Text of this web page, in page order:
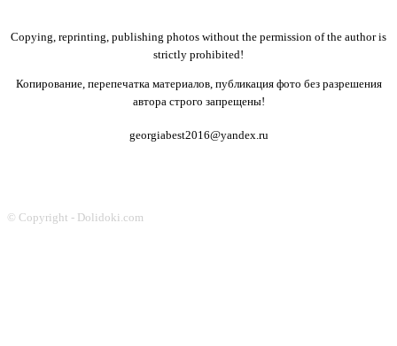
Copying, reprinting, publishing photos without the permission of the author is
strictly prohibited!
Копирование, перепечатка материалов, публикация фото без разрешения
автора строго запрещены!
georgiabest2016@yandex.ru
© Copyright - Dolidoki.com